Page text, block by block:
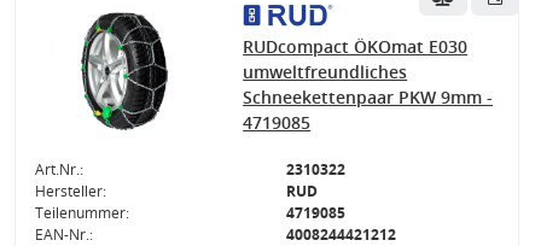
RUDcompact ÖKOmat E030
umweltfreundliches
Schneekettenpaar PKW 9mm -
4719085
Art.Nr.:
2310322
Hersteller:
RUD
Teilenummer:
4719085
EAN-Nr.:
4008244421212